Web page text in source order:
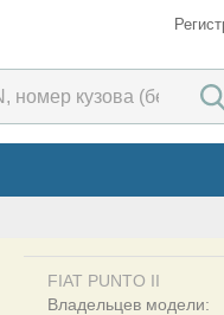
FIAT PUNTO II
Владельцев модели: